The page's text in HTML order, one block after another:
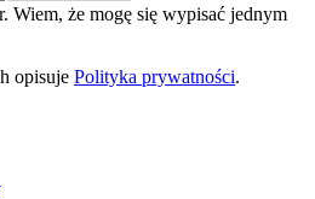
Wiem, że mogę się wypisać jednym
opisuje Polityka prywatności.